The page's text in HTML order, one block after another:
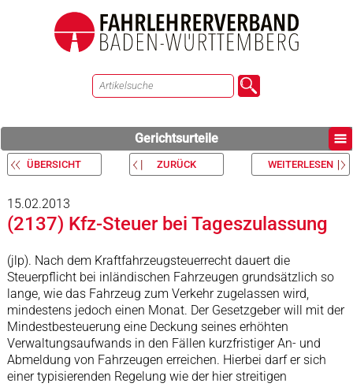
Gerichtsurteile
ÜBERSICHT ZURÜCK WEITERLESEN
15.02.2013
(2137) Kfz-Steuer bei Tageszulassung
(jlp). Nach dem Kraftfahrzeugsteuerrecht dauert die
Steuerpflicht bei inländischen Fahrzeugen grundsätzlich so
lange, wie das Fahrzeug zum Verkehr zugelassen wird,
mindestens jedoch einen Monat. Der Gesetzgeber will mit der
Mindestbesteuerung eine Deckung seines erhöhten
Verwaltungsaufwands in den Fällen kurzfristiger An- und
Abmeldung von Fahrzeugen erreichen. Hierbei darf er sich
einer typisierenden Regelung wie der hier streitigen